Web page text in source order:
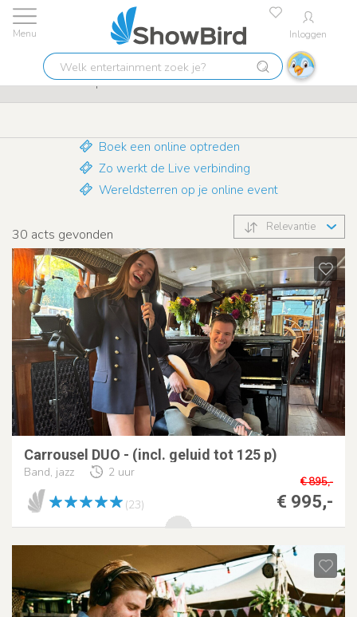
Inloggen
Welk
entertainment
zoek
Laagste prijs garantie 9.7
Corona: online optredens
Boek een online optreden
Zo werkt de Live verbinding
Wereldsterren op je online event
30 acts gevonden Relevantie
Carrousel DUO - (incl. geluid tot 125 p)
Band, jazz 2 uur
€ 895,-
€ 995,-
(23)